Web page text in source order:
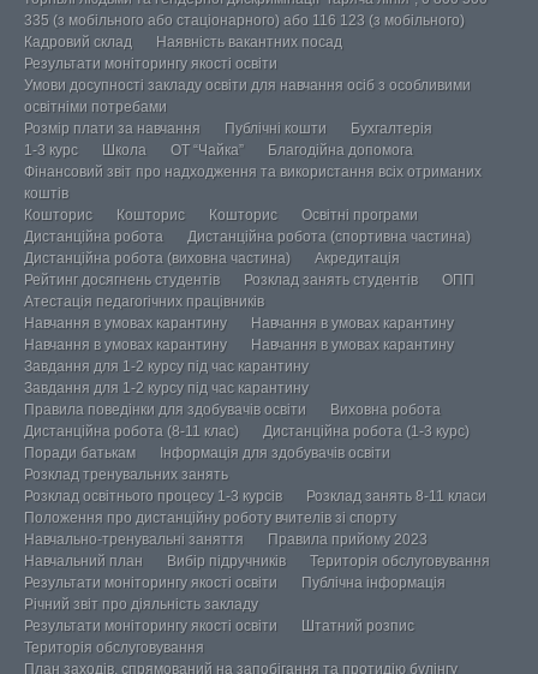
335 (з мобільного або стаціонарного) або 116 123 (з мобільного)
Кадровий склад
Наявність вакантних посад
Результати моніторингу якості освіти
Умови досупності закладу освіти для навчання осіб з особливими
освітніми потребами
Розмір плати за навчання
Публічні кошти
Бухгалтерія
1-3 курс
Школа ОТ “Чайка”
Благодійна допомога
Фінансовий звіт про надходження та використання всіх отриманих
коштів
Кошторис
Кошторис Кошторис
Освітні програми
Дистанційна робота
Дистанційна робота (спортивна частина)
Дистанційна робота (виховна частина)
Акредитація
Рейтинг досягнень студентів
Розклад занять студентів
ОПП
Атестація педагогічних працівників
Навчання в умовах карантину
Навчання в умовах карантину
Навчання в умовах карантину
Навчання в умовах карантину
Завдання для 1-2 курсу під час карантину
Завдання для 1-2 курсу під час карантину
Правила поведінки для здобувачів освіти
Виховна робота
Дистанційна робота (8-11 клас)
Дистанційна робота (1-3 курс)
Поради батькам
Інформація для здобувачів освіти
Розклад тренувальних занять
Розклад освітнього процесу 1-3 курсів
Розклад занять 8-11 класи
Положення про дистанційну роботу вчителів зі спорту
Навчально-тренувальні заняття
Правила прийому 2023
Навчальний план
Вибір підручників
Територія обслуговування
Результати моніторингу якості освіти
Публічна інформація
Річний звіт про діяльність закладу
Результати моніторингу якості освіти
Штатний розпис
Територія обслуговування
План заходів, спрямований на запобігання та протидію булінгу